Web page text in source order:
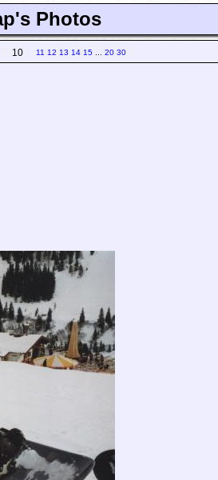
Photos
10 11 12 13 14 15 ...20 30